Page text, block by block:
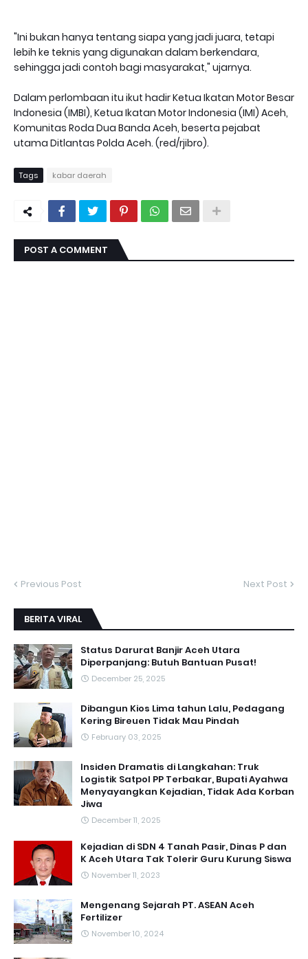
"Ini bukan hanya tentang siapa yang jadi juara, tetapi
lebih ke teknis yang digunakan dalam berkendara,
sehingga jadi contoh bagi masyarakat," ujarnya.
Dalam perlombaan itu ikut hadir Ketua Ikatan Motor Besar
Indonesia (IMBI), Ketua Ikatan Motor Indonesia (IMI) Aceh,
Komunitas Roda Dua Banda Aceh, beserta pejabat
utama Ditlantas Polda Aceh. (red/rjibro).
Tags kabar daerah
POST A COMMENT
Previous Post Next Post
BERITA VIRAL
Status Darurat Banjir Aceh Utara
Diperpanjang: Butuh Bantuan Pusat!
December 25, 2025
Dibangun Kios Lima tahun Lalu, Pedagang
Kering Bireuen Tidak Mau Pindah
February 03, 2025
Insiden Dramatis di Langkahan: Truk
Logistik Satpol PP Terbakar, Bupati Ayahwa
Menyayangkan Kejadian, Tidak Ada Korban
Jiwa
December 11, 2025
Kejadian di SDN 4 Tanah Pasir, Dinas P dan
K Aceh Utara Tak Tolerir Guru Kurung Siswa
November 11, 2023
Mengenang Sejarah PT. ASEAN Aceh
Fertilizer
November 10, 2024